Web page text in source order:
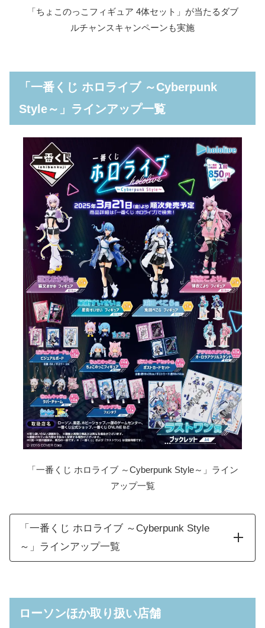
「ちょこのっこフィギュア 4体セット」が当たるダブ
ルチャンスキャンペーンも実施
「一番くじ ホロライブ ～Cyberpunk
Style～」ラインアップ一覧
「一番くじ ホロライブ ～Cyberpunk Style～」ライン
アップ一覧
「一番くじ ホロライブ ～Cyberpunk Style
～」ラインアップ一覧
星街すいせい フィ
ローソンほか取り扱い店舗